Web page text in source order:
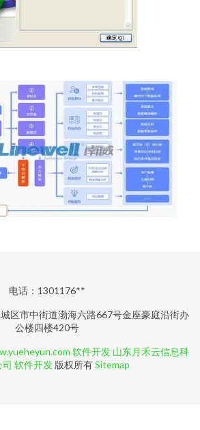
电话：1301176**
区市中街道渤海六路667号金座豪庭沿街办
公楼四楼420号
软件开发 山东月禾云信息科
软件开发 版权所有Sitemap